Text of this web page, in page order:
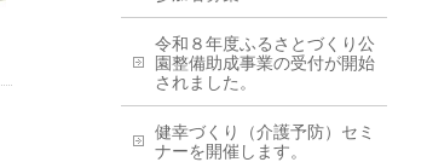
令和８年度ふるさとづくり公
園整備助成事業の受付が開始
されました。
健幸づくり（介護予防）セミ
ナーを開催します。